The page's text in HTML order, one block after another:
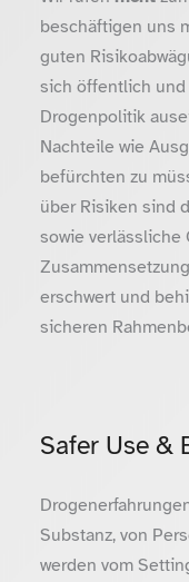
beschäftigen uns
guten
sich öffentlich
Drogenpolitik
Nachteile wie
befürchten zu
über Risiken sind
sowie verlässliche
erschwert und
sicheren
Safer Use &
Substanz, von
werden vom